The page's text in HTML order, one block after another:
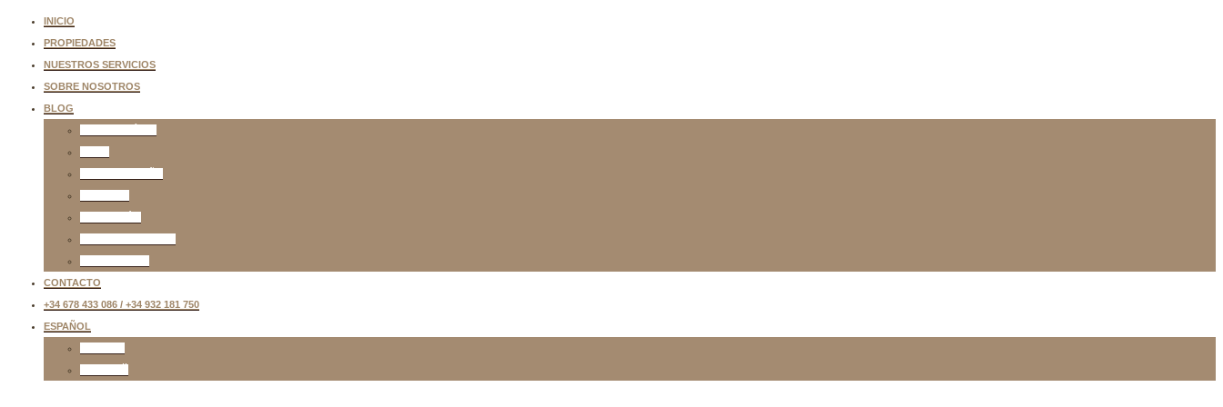
INICIO
PROPIEDADES
NUESTROS SERVICIOS
SOBRE NOSOTROS
BLOG
CONTACTO
+34 678 433 086 / +34 932 181 750
ESPAÑOL